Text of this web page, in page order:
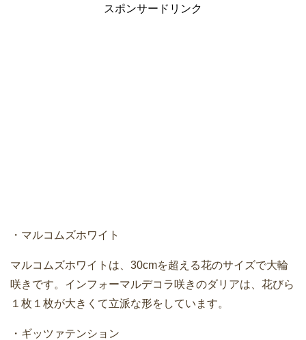
スポンサードリンク
・マルコムズホワイト
マルコムズホワイトは、30cmを超える花のサイズで大輪
咲きです。インフォーマルデコラ咲きのダリアは、花びら
１枚１枚が大きくて立派な形をしています。
・ギッツァテンション